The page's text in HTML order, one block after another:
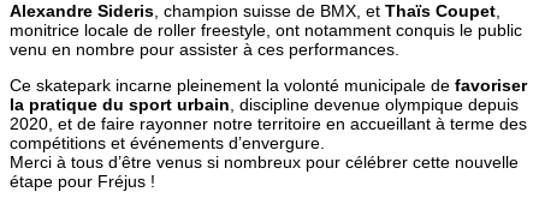
Alexandre Sideris , champion suisse de BMX, et Thaïs Coupet
monitrice locale de roller freestyle, ont notamment conquis le public
venu en nombre pour assister à ces performances.
Ce skatepark incarne pleinement la volonté municipale de favoriser
la pratique du sport urbain , discipline devenue olympique depuis
2020, et de faire rayonner notre territoire en accueillant à terme des
compétitions et événements d’envergure.
Merci à tous d’être venus si nombreux pour célébrer cette nouvelle
étape pour Fréjus !